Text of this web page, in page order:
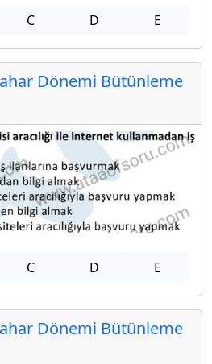
C D E
Dönemi Bütünleme
C D E
Dönemi Bütünleme